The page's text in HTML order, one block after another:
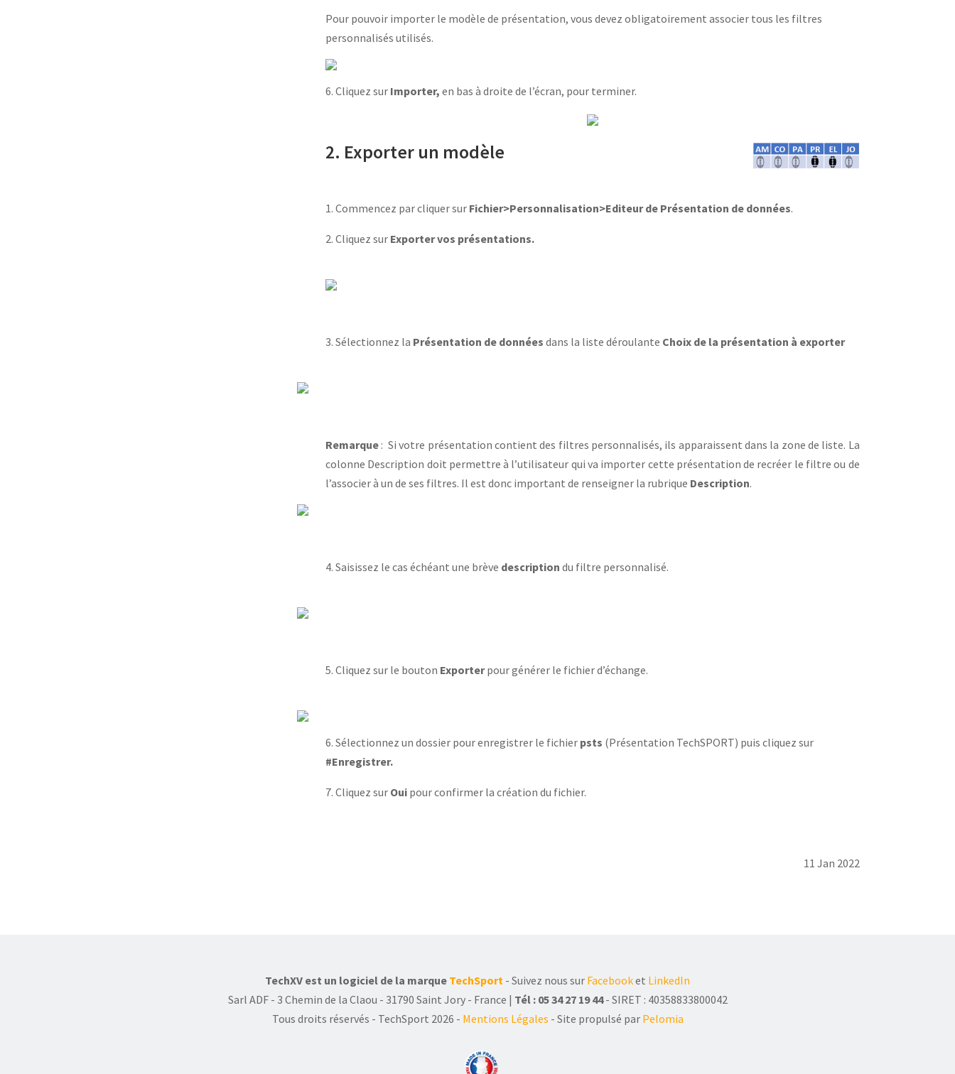
Pour pouvoir importer le modèle de présentation, vous devez obligatoirement associer tous les filtres
personnalisés utilisés.
6. Cliquez sur Importer, en bas à droite de l’écran, pour terminer.
2. Exporter un modèle
1. Commencez par cliquer sur Fichier>Personnalisation>Editeur de Présentation de données.
2. Cliquez sur Exporter vos présentations.
3. Sélectionnez la Présentation de données dans la liste déroulante Choix de la présentation à exporter
Remarque: Si votre présentation contient des filtres personnalisés, ils apparaissent dans la zone de liste. La
colonne Description doit permettre à l’utilisateur qui va importer cette présentation de recréer le filtre ou de
l’associer à un de ses filtres. Il est donc important de renseigner la rubrique Description.
4. Saisissez le cas échéant une brève description du filtre personnalisé.
5. Cliquez sur le bouton Exporterpour générer le fichier d’échange.
6. Sélectionnez un dossier pour enregistrer le fichier psts (Présentation TechSPORT) puis cliquez sur
#Enregistrer.
7. Cliquez sur Ouipour confirmer la création du fichier.
11 Jan 2022
TechXV est un logiciel de la marque TechSport - Suivez nous sur Facebooket LinkedIn
Sarl ADF - 3 Chemin de la Claou - 31790 Saint Jory - France | Tél : 05 34 27 19 44- SIRET : 40358833800042
Tous droits réservés - TechSport 2026 - Mentions Légales - Site propulsé par Pelomia